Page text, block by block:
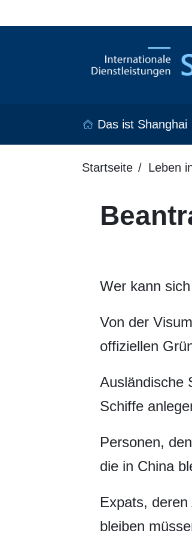
Das ist Shanghai
Startseite Leben
Wer kann
Von der
offiziellen
Ausländische
Schiffe
Personen,
die in China
Expats,
bleiben